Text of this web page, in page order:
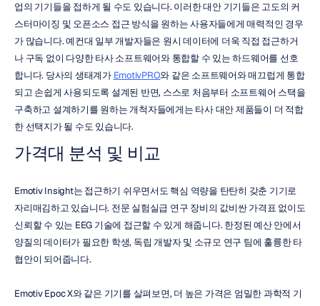
업의 기기들을 접하게 될 수도 있습니다. 이러한 대안 기기들은 고도의 커
스터마이징 및 오픈소스 접근 방식을 원하는 사용자들에게 매력적인 경우
가 많습니다. 예컨대 일부 개발자들은 원시 데이터에 더욱 직접 접근하거
나 구독 없이 다양한 타사 소프트웨어와 통합할 수 있는 하드웨어를 선호
합니다. 당사의 생태계가 EmotivPRO와 같은 소프트웨어와 매끄럽게 통합
되고 손쉽게 사용되도록 설계된 반면, 스스로 처음부터 소프트웨어 스택을
구축하고 설계하기를 원하는 개척자들에게는 타사 대안 제품들이 더 적합
한 선택지가 될 수도 있습니다.
가격대 분석 및 비교
Emotiv Insight는 접근하기 쉬우면서도 핵심 역량을 탄탄히 갖춘 기기로
자리매김하고 있습니다. 전문 실험실급 연구 장비의 값비싼 가격표 없이도
신뢰할 수 있는 EEG 기술에 접근할 수 있게 해줍니다. 한정된 예산 안에서
양질의 데이터가 필요한 학생, 독립 개발자 및 소규모 연구 팀에 훌륭한 타
협안이 되어줍니다.
Emotiv Epoc X와 같은 기기를 살펴보면, 더 높은 가격은 엄밀한 과학적 기